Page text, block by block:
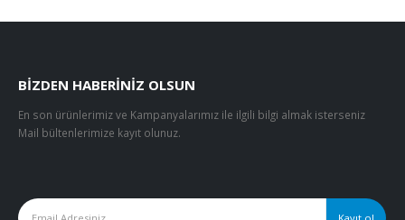
BIZDEN HABERINIZ OLSUN
En son ürünlerimiz ve Kampanyalarımız ile ilgili bilgi almak isterseniz
Mail bültenlerimize kayıt olunuz.